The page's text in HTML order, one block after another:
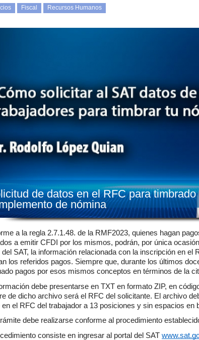
Fiscal Recursos Humanos
de datos en el RFC para
de nómina
a la regla 2.7.1.48. de la RMF2023, quienes hagan
a emitir CFDI por los mismos, podrán, por única
del SAT, la información relacionada con la inscripción en el
los referidos pagos. Siempre que, durante los últimos
pagos por esos mismos conceptos en términos de la
debe presentarse en TXT en formato ZIP, en
de dicho archivo será el RFC del solicitante. El archivo
en el RFC del trabajador a 13 posiciones y sin espacios en
debe realizarse conforme al procedimiento
consiste en ingresar al portal del SAT